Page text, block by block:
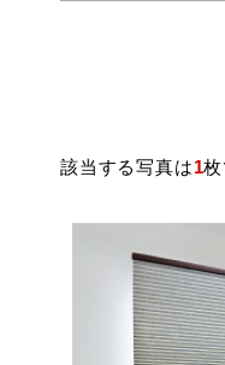
該当する写真は1